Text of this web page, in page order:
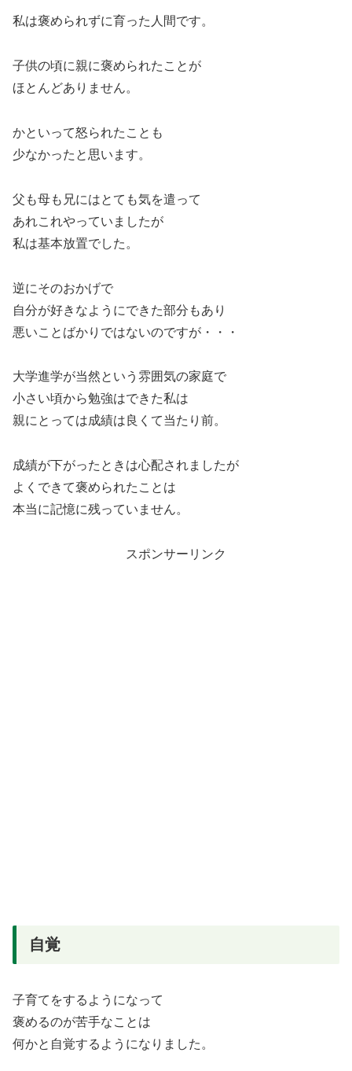
私は褒められずに育った人間です。
子供の頃に親に褒められたことが
ほとんどありません。
かといって怒られたことも
少なかったと思います。
父も母も兄にはとても気を遣って
あれこれやっていましたが
私は基本放置でした。
逆にそのおかげで
自分が好きなようにできた部分もあり
悪いことばかりではないのですが・・・
大学進学が当然という雰囲気の家庭で
小さい頃から勉強はできた私は
親にとっては成績は良くて当たり前。
成績が下がったときは心配されましたが
よくできて褒められたことは
本当に記憶に残っていません。
スポンサーリンク
自覚
子育てをするようになって
褒めるのが苦手なことは
何かと自覚するようになりました。